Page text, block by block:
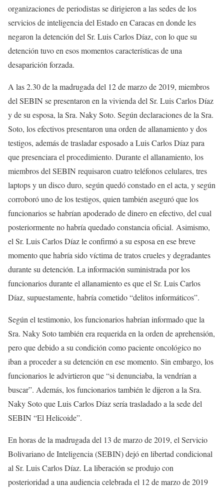
organizaciones de periodistas se dirigieron a las sedes de los
servicios de inteligencia del Estado en Caracas en donde les
negaron la detención del Sr. Luis Carlos Díaz, con lo que su
detención tuvo en esos momentos características de una
desaparición forzada.
A las 2.30 de la madrugada del 12 de marzo de 2019, miembros
del SEBIN se presentaron en la vivienda del Sr. Luis Carlos Díaz
y de su esposa, la Sra. Naky Soto. Según declaraciones de la Sra.
Soto, los efectivos presentaron una orden de allanamiento y dos
testigos, además de trasladar esposado a Luis Carlos Díaz para
que presenciara el procedimiento. Durante el allanamiento, los
miembros del SEBIN requisaron cuatro teléfonos celulares, tres
laptops y un disco duro, según quedó constado en el acta, y según
corroboró uno de los testigos, quien también aseguró que los
funcionarios se habrían apoderado de dinero en efectivo, del cual
posteriormente no habría quedado constancia oficial. Asimismo,
el Sr. Luis Carlos Díaz le confirmó a su esposa en ese breve
momento que habría sido víctima de tratos crueles y degradantes
durante su detención. La información suministrada por los
funcionarios durante el allanamiento es que el Sr. Luis Carlos
Díaz, supuestamente, habría cometido “delitos informáticos”.
Según el testimonio, los funcionarios habrían informado que la
Sra. Naky Soto también era requerida en la orden de aprehensión,
pero que debido a su condición como paciente oncológico no
iban a proceder a su detención en ese momento. Sin embargo, los
funcionarios le advirtieron que “si denunciaba, la vendrían a
buscar”. Además, los funcionarios también le dijeron a la Sra.
Naky Soto que Luis Carlos Díaz sería trasladado a la sede del
SEBIN “El Helicoide”.
En horas de la madrugada del 13 de marzo de 2019, el Servicio
Bolivariano de Inteligencia (SEBIN) dejó en libertad condicional
al Sr. Luis Carlos Díaz. La liberación se produjo con
posterioridad a una audiencia celebrada el 12 de marzo de 2019